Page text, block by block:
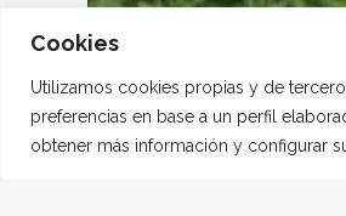
Cookies
Utilizamos cookies propias y de
preferencias en base a un perfil
obtener más información y configurar